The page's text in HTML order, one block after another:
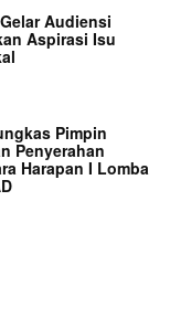
Audiensi
Aspirasi Isu
Pimpin
Penyerahan
Harapan I Lomba